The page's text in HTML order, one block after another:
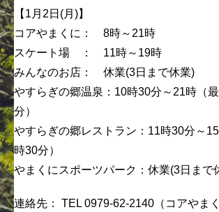
【1月2日(月)】
コアやまくに： 8時～21時
スケート場 ： 11時～19時
みんなのお店： 休業(3日まで休業)
やすらぎの郷温泉：10時30分～21時（
分）
やすらぎの郷レストラン：11時30分～
時30分）
やまくにスポーツパーク：休業(3日まで
連絡先： TEL 0979-62-2140（コアやま